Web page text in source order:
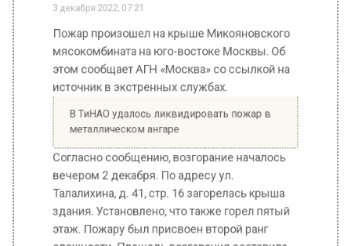
металлическом ангаре
Согласно сообщению, возгорание началось
вечером 2 декабря. По адресу ул.
Талалихина, д. 41, стр. 16 загорелась крыша
здания. Установлено, что также горел пятый
этаж. Пожару был присвоен второй ранг
сложности. Площадь возгорания составила
300 кв. м.
На место были вызваны спасатели.